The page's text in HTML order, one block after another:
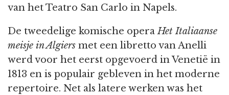
van het Teatro San Carlo in Napels.
De tweedelige komische operaHet Italiaanse
meisje in Algiers met een libretto van Anelli
werd voor het eerst opgevoerd in Venetië in
1813 en is populair gebleven in het moderne
repertoire. Net als latere werken was het